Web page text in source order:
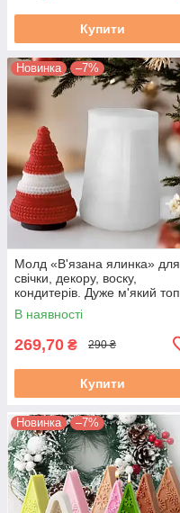
Купити
Новинка –7%
Молд «В'язана ялинка» для
свічки, декору, воску,
кондитерів. Дуже м'який топ
силікон. 1 шт. М. 755. Ок. 8
см
В наявності
269,70 ₴ 290 ₴
Купити
Новинка –7%